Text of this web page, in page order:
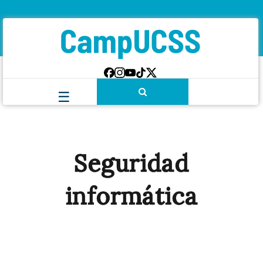
Seguridad
informática